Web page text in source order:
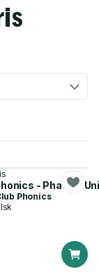
I Can Fix It!
- Phase 3
Phonics